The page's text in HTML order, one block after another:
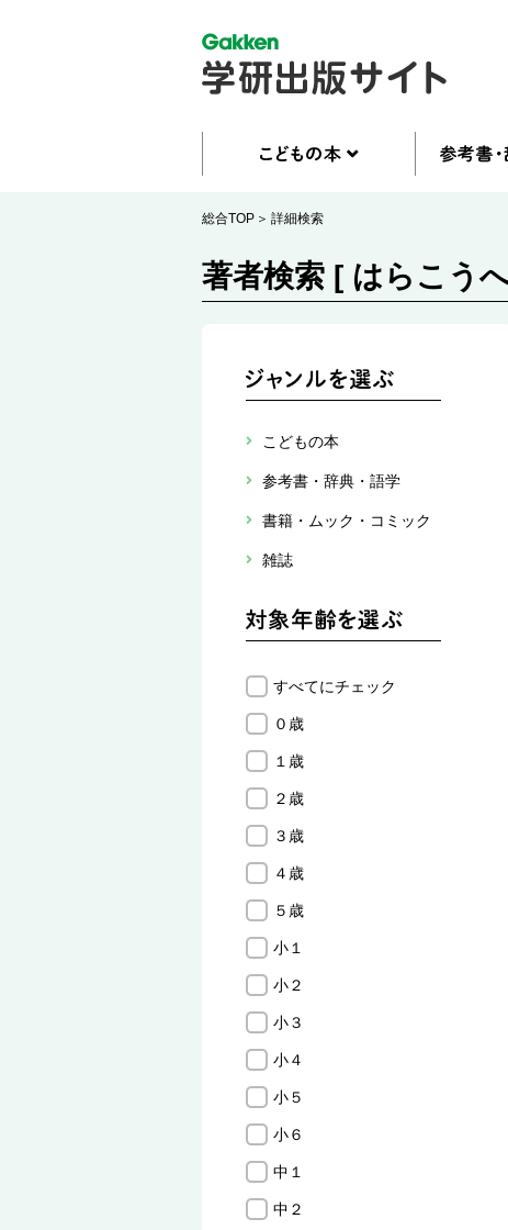
総合TOP 詳細検索
著者検索 [ はらこう
こどもの本
参考書・辞典・語学
書籍・ムック・コミック
雑誌
すべてにチェック
０歳
１歳
２歳
３歳
４歳
５歳
小１
小２
小３
小４
小５
小６
中１
中２